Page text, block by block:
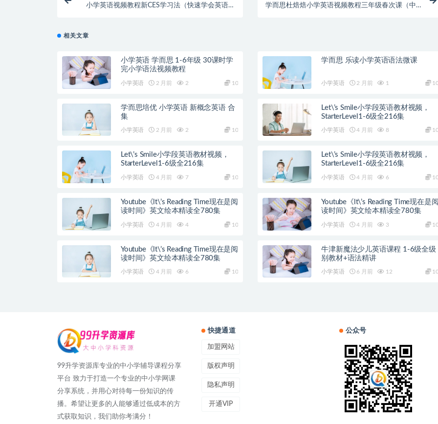
小学英语视频教程新CES学习法（快速学会英语语
学而思杜焙焙小学英语视频教程三年级春次课（中
相关文章
小学英语 学而思 1-6年级 30课时学
完小学语法视频教程
小学英语 2 月前 2 10
学而思 乐读小学英语语法微课
小学英语 2 月前 1
学而思培优 小学英语 新概念英语 合
集
小学英语 2 月前 2 10
Let\’s Smile小学段英语教材视频，
StarterLevel1-6级全216集
小学英语 4 月前 8
Let\’s Smile小学段英语教材视频，
StarterLevel1-6级全216集
小学英语 4 月前 7 10
Let\’s Smile小学段英语教材视频，
StarterLevel1-6级全216集
小学英语 4 月前 6
Youtube《lt\’s Reading Time现在是阅
读时间》英文绘本精读全780集
小学英语 4 月前 4 10
Youtube《lt\’s Reading Time现在是阅
读时间》英文绘本精读全780集
小学英语 4 月前 3
Youtube《lt\’s Reading Time现在是阅
读时间》英文绘本精读全780集
小学英语 4 月前 6 10
牛津新魔法少儿英语课程 1-6级全级
别教材+语法精讲
小学英语 6 月前 12
99升学资源库专业的中小学辅导课程分享
平台 致力于打造一个专业的中小学网课
分享系统，并用心对待每一份知识的传
播。希望让更多的人能够通过低成本的方
式获取知识，我们助你考满分！
快捷通道
加盟网站
版权声明
隐私声明
开通VIP
公众号